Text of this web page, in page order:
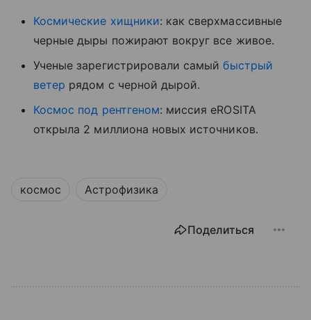
Космические хищники: как сверхмассивные
черные дыры пожирают вокруг все живое.
Ученые зарегистрировали самыйбыстрый
ветер рядом с черной дырой.
Космос под рентгеном: миссия eROSITA
открыла 2 миллиона новых источников.
космос Астрофизика
Поделиться